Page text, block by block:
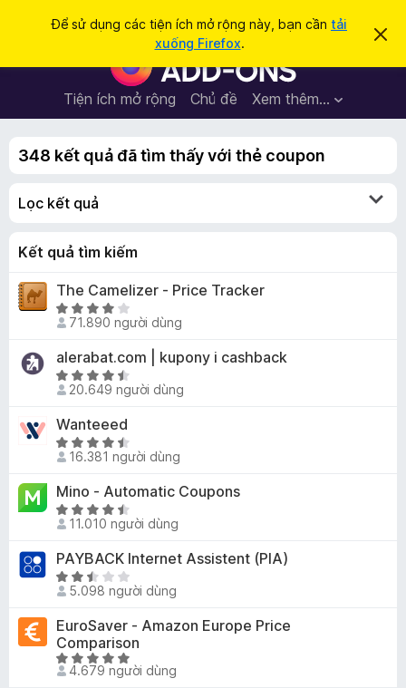
Để sử dụng các tiện ích mở rộng này, bạn cần tải
xuống Firefox.
B
h
á
o
T
i
ệ
n
c
h
y
e
x
Tiện ích mở rộng Chủ đề Xem thêm…
Đăng nhập
m
m348 kết quả đã tìm thấy với thẻ coupon
Lọc kết quả
Kết quả tìm kiếm
The Camelizer - Price Tracker
X
ế
h
ạ
g
3
,
t
r
n
g
s
5
71.890 người dùng
alerabat.com | kupony i cashback
X
ế
p
h
ạ
g
4
,
t
r
n
g
s
20.649 người dùng
Wanteeed
X
ế
p
h
ạ
g
4
,
t
r
o
16.381 người dùng
Mino - Automatic Coupons
X
ế
p
h
ạ
g
4
,
11.010 người dùng
PAYBACK Internet Assistent (PIA)
X
ế
p
h
ạ
n
5.098 người dùng
EuroSaver - Amazon Europe Price
Comparison
X
ế
4.679 người dùng